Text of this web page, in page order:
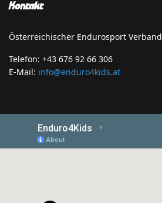
Kontakt
Österreichischer Endurosport Verband
Telefon: +43 676 92 66 306
E-Mail: info@enduro4kids.at